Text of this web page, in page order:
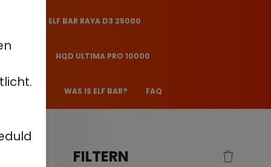
ELF BAR RAYA D3 25000
HQD ULTIMA PRO 10000
WAS IS ELF BAR? FAQ
FILTERN